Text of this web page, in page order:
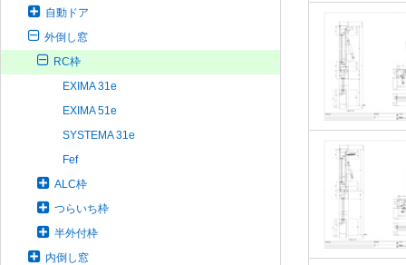
自動ドア
外倒し窓
RC枠
EXIMA 31e
EXIMA 51e
SYSTEMA 31e
Fef
ALC枠
つらいち枠
半外付枠
内倒し窓